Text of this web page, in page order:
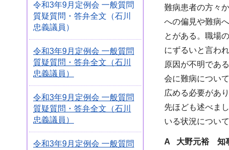
令和3年9月定例会 一般質問
質疑質問・答弁全文（石川
忠義議員）
令和3年9月定例会 一般質問
質疑質問・答弁全文（石川
忠義議員）
令和3年9月定例会 一般質問
質疑質問・答弁全文（石川
忠義議員）
令和3年9月定例会 一般質問
難病患者の方々
への偏見や難病
とがある。職場
にずるいと言わ
原因が不明であ
会に難病につい
広める必要があり
先ほども述べま
いる状況につい
A 大野元裕 知